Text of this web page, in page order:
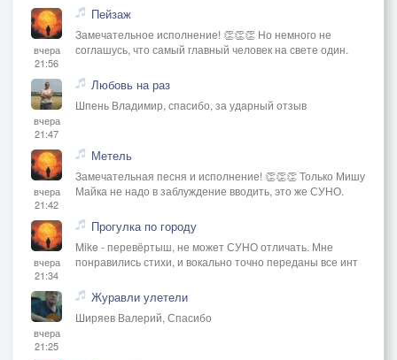
вчера
21:56
Пейзаж
Замечательное исполнение! 👏👏👏 Но немного не
соглашусь, что самый главный человек на свете один.
вчера
21:47
Любовь на раз
Шпень Владимир, спасибо, за ударный отзыв
вчера
21:42
Метель
Замечательная песня и исполнение! 👏👏👏 Только Мишу
Майка не надо в заблуждение вводить, это же СУНО.
вчера
21:34
Прогулка по городу
Mike - перевёртыш, не может СУНО отличать. Мне
понравились стихи, и вокально точно переданы все инт
вчера
21:25
Журавли улетели
Ширяев Валерий, Спасибо